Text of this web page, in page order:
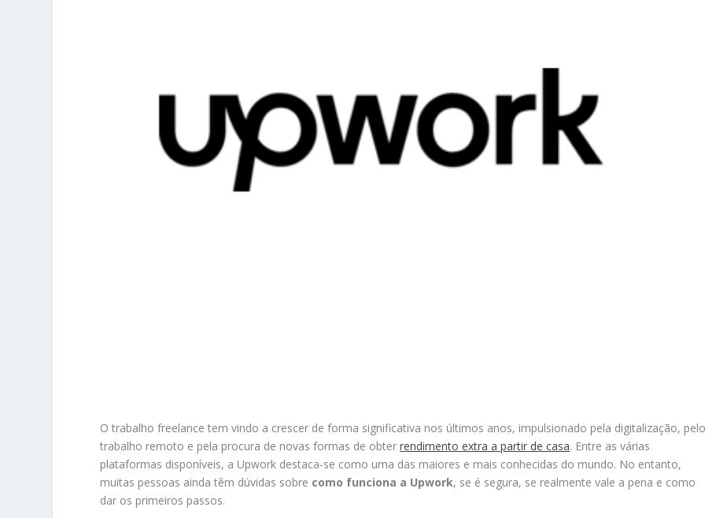
O trabalho freelance tem vindo a crescer de forma significativa nos últimos anos, impulsionado pela digitalização,
trabalho remoto e pela procura de novas formas de obterrendimento extra a partir de casa. Entre as várias
plataformas disponíveis, a Upwork destaca-se como uma das maiores e mais conhecidas do mundo. No entanto,
muitas pessoas ainda têm dúvidas sobre como funciona a Upwork, se é segura, se realmente vale a pena e como
dar os primeiros passos.